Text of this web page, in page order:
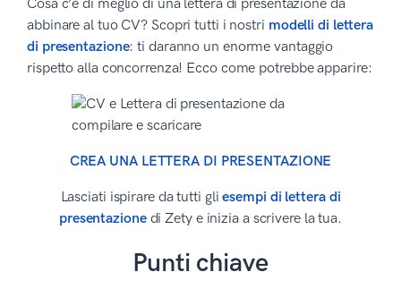
Cosa c’è di meglio di una lettera di presentazione da
abbinare al tuo CV? Scopri tutti i nostri modelli di lettera
di presentazione: ti daranno un enorme vantaggio
rispetto alla concorrenza! Ecco come potrebbe apparire:
CREA UNA LETTERA DI PRESENTAZIONE
Lasciati ispirare da tutti gliesempi di lettera di
presentazionedi Zety e inizia a scrivere la tua.
Punti chiave